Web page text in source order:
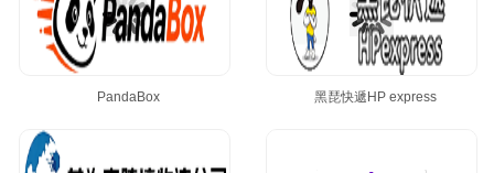
PandaBox 黑琵快遞HP express